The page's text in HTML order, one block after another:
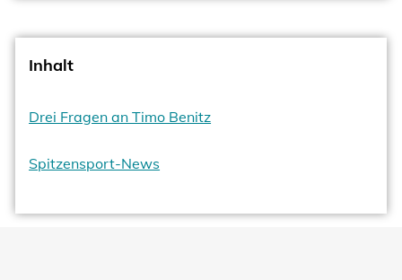
Inhalt
Drei Fragen an Timo Benitz
Spitzensport-News